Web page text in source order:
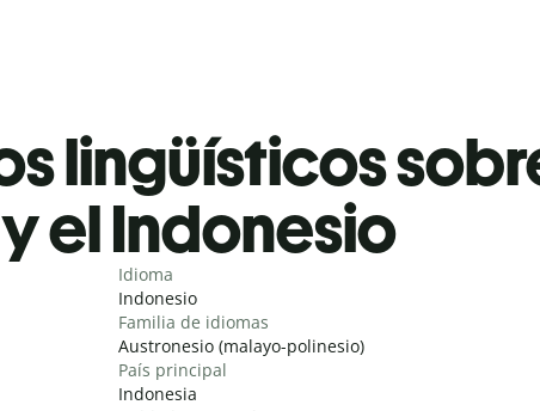
lingüísticos
el Indonesio
Idioma
Indonesio
Familia de idiomas
Austronesio (malayo-polinesio)
País principal
Indonesia